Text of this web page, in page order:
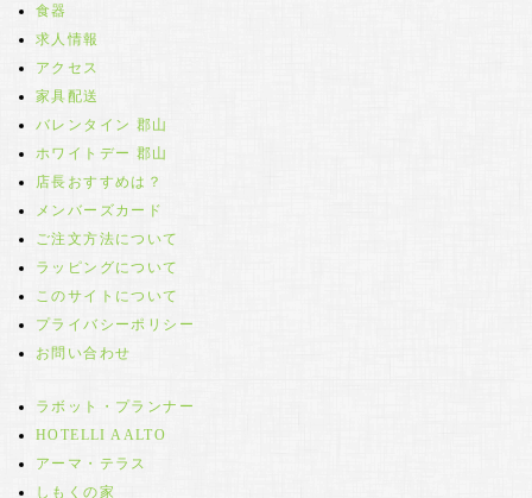
食器
求人情報
アクセス
家具配送
バレンタイン 郡山
ホワイトデー 郡山
店長おすすめは？
メンバーズカード
ご注文方法について
ラッピングについて
このサイトについて
プライバシーポリシー
お問い合わせ
ラボット・プランナー
HOTELLI AALTO
アーマ・テラス
しもくの家